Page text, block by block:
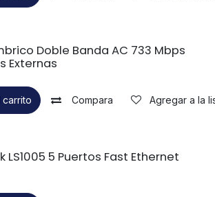
Doble Banda AC 733 Mbps
Externas
carrito
Compara Agregar a la
LS1005 5 Puertos Fast Ethernet